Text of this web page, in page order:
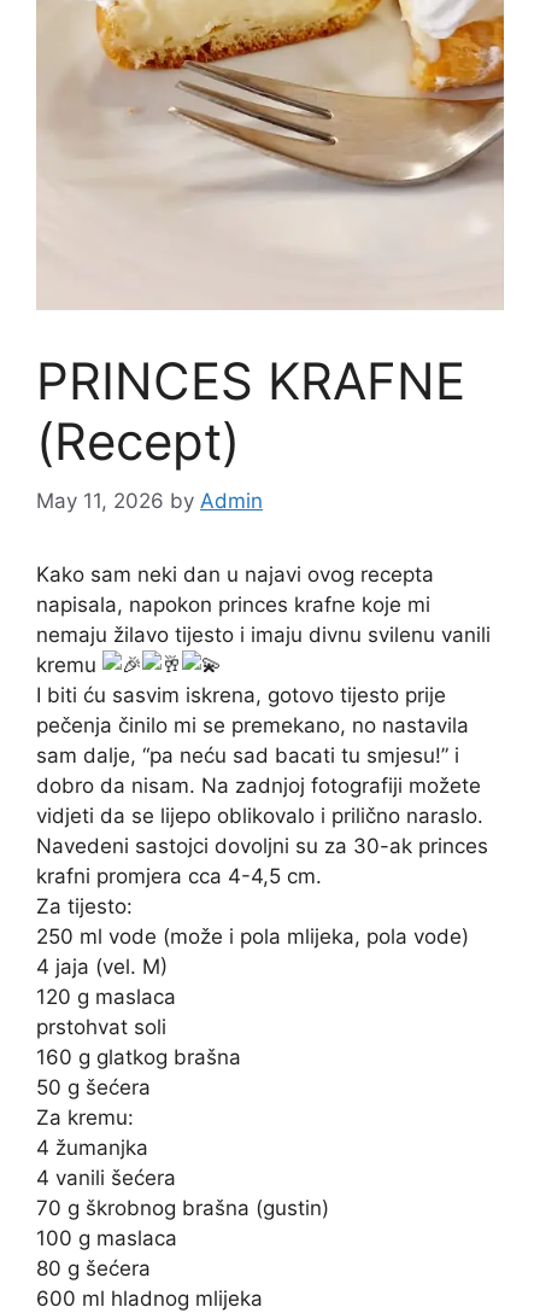
PRINCES KRAFNE
(Recept)
May 11, 2026 by Admin
Kako sam neki dan u najavi ovog recepta
napisala, napokon princes krafne koje mi
nemaju žilavo tijesto i imaju divnu svilenu vanili
kremu
I biti ću sasvim iskrena, gotovo tijesto prije
pečenja činilo mi se premekano, no nastavila
sam dalje, “pa neću sad bacati tu smjesu!” i
dobro da nisam. Na zadnjoj fotografiji možete
vidjeti da se lijepo oblikovalo i prilično naraslo.
Navedeni sastojci dovoljni su za 30-ak princes
krafni promjera cca 4-4,5 cm.
Za tijesto:
250 ml vode (može i pola mlijeka, pola vode)
4 jaja (vel. M)
120 g maslaca
prstohvat soli
160 g glatkog brašna
50 g šećera
Za kremu:
4 žumanjka
4 vanili šećera
70 g škrobnog brašna (gustin)
100 g maslaca
80 g šećera
600 ml hladnog mlijeka